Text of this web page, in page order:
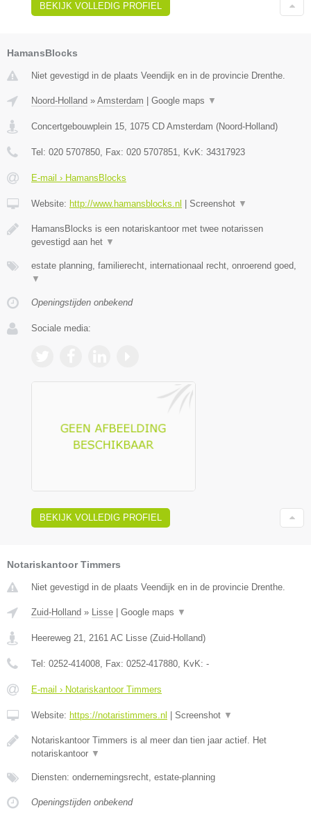
BEKIJK VOLLEDIG PROFIEL
HamansBlocks
Niet gevestigd in de plaats Veendijk en in de provincie Drenthe.
Noord-Holland » Amsterdam Google maps ▼
Concertgebouwplein 15 1075 CD Amsterdam (Noord-Holland)
Tel: 020 5707850 , Fax: 020 5707851 , KvK: 34317923
E-mail › HamansBlocks
Website: http://www.hamansblocks.nl Screenshot ▼
HamansBlocks is een notariskantoor met twee notarissen
gevestigd aan het ▼
estate planning, familierecht, internationaal recht, onroerend goed,
▼
Openingstijden onbekend
Sociale media:
BEKIJK VOLLEDIG PROFIEL
Notariskantoor Timmers
Niet gevestigd in de plaats Veendijk en in de provincie Drenthe.
Zuid-Holland » Lisse Google maps ▼
Heereweg 21, 2161 AC Lisse (Zuid-Holland)
Tel: 0252-414008, Fax: 0252-417880, KvK: -
E-mail › Notariskantoor Timmers
Website: https://notaristimmers.nl Screenshot ▼
Notariskantoor Timmers is al meer dan tien jaar actief. Het
notariskantoor ▼
Diensten: ondernemingsrecht, estate-planning
Openingstijden onbekend